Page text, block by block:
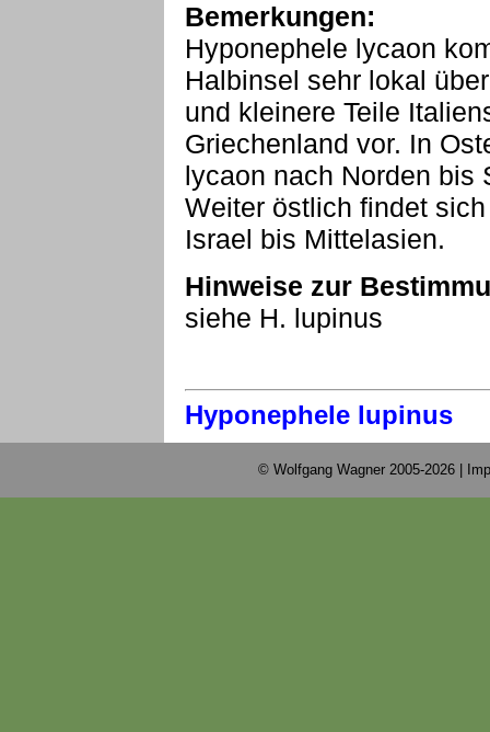
Bemerkungen:
Hyponephele lycaon
Halbinsel sehr lokal
und kleinere Teile
Griechenland vor. In
lycaon nach Norden bis
Weiter östlich findet
Israel bis Mittelasien.
Hinweise zur
siehe H. lupinus
Hyponephele lupinus
© Wolfgang Wagner 2005-2026 |